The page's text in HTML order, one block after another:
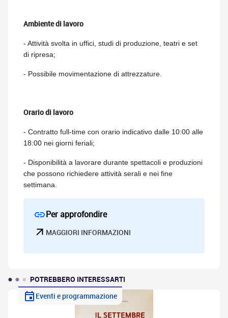
Ambiente di lavoro
- Attività svolta in uffici, studi di produzione, teatri e set
di ripresa;
- Possibile movimentazione di attrezzature.
Orario di lavoro
- Contratto full-time con orario indicativo dalle 10:00 alle
18:00 nei giorni feriali;
- Disponibilità a lavorare durante spettacoli e produzioni
che possono richiedere attività serali e nei fine
settimana.
Per approfondire
MAGGIORI INFORMAZIONI
POTREBBERO INTERESSARTI
Eventi e programmazione